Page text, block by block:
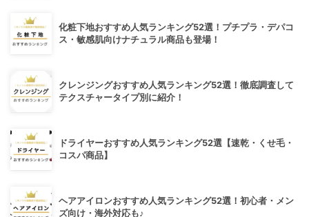
化粧下地おすすめ人気ランキング52選！プチプラ・デパコ
ス・敏感肌向けナチュラル商品も登場！
クレンジングおすすめ人気ランキング52選！徹底調査して
テクスチャータイプ別に紹介！
ドライヤーおすすめ人気ランキング52選【速乾・くせ毛・
コスパ商品】
ヘアアイロンおすすめ人気ランキング52選！初心者・メン
ズ向け・海外対応も♪